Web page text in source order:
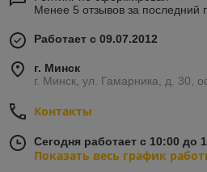
Менее 5 отзывов за последний
Работает с 09.07.2012
г. Минск
г. Минск, ул. Гамарника, д. 30,
Контакты
Сегодня работает с 10:00 до
Показать весь график